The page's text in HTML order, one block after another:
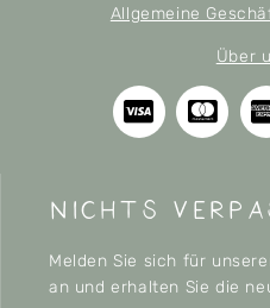
Allgemeine
Über
nichts
Melden Sie sich für
an und erhalten Sie die